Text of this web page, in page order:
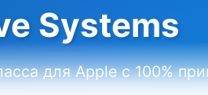
Systems
для Apple с 100%